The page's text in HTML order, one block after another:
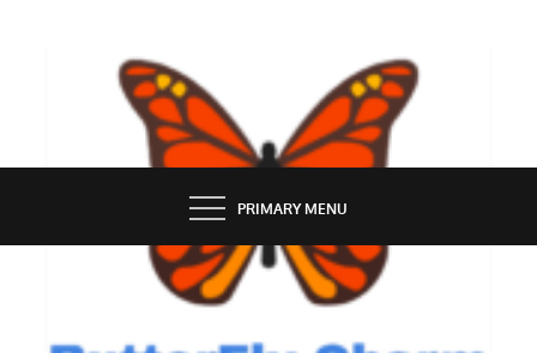
BUTTERFLY CHARM
PRIMARY MENU